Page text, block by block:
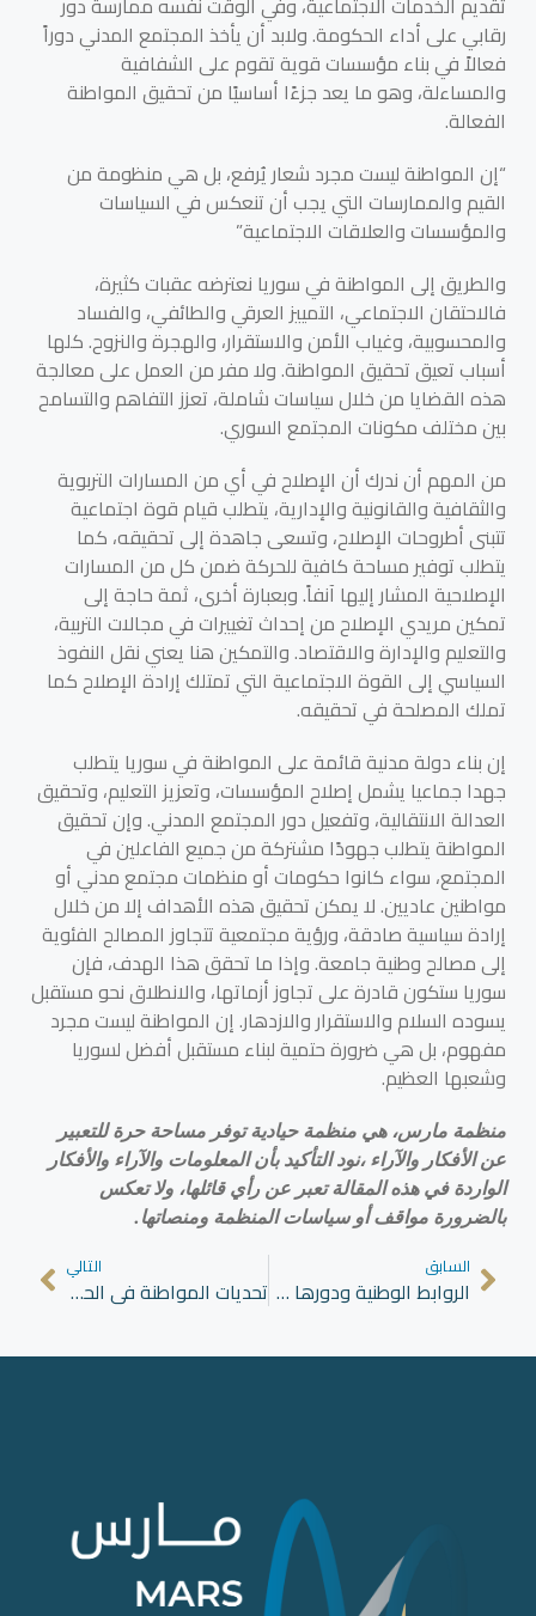
رقابي على أداء الحكومة. ولابد أن يأخذ المجتمع المدني دوراً
فعالاً في بناء مؤسسات قوية تقوم على الشفافية
والمساءلة، وهو ما يعد جزءًا أساسيًا من تحقيق المواطنة
الفعالة.
“إن المواطنة ليست مجرد شعار يُرفع، بل هي منظومة من
القيم والممارسات التي يجب أن تنعكس في السياسات
والمؤسسات والعلاقات الاجتماعية”
والطريق إلى المواطنة في سوريا نعترضه عقبات كثيرة،
فالاحتقان الاجتماعي، التمييز العرقي والطائفي، والفساد
والمحسوبية، وغياب الأمن والاستقرار، والهجرة والنزوح. كلها
أسباب تعيق تحقيق المواطنة. ولا مفر من العمل على معالجة
هذه القضايا من خلال سياسات شاملة، تعزز التفاهم والتسامح
بين مختلف مكونات المجتمع السوري.
من المهم أن ندرك أن الإصلاح في أي من المسارات التربوية
والثقافية والقانونية والإدارية، يتطلب قيام قوة اجتماعية
تتبنى أطروحات الإصلاح، وتسعى جاهدة إلى تحقيقه، كما
يتطلب توفير مساحة كافية للحركة ضمن كل من المسارات
الإصلاحية المشار إليها آنفاً. وبعبارة أخرى، ثمة حاجة إلى
تمكين مريدي الإصلاح من إحداث تغييرات في مجالات التربية،
والتعليم والإدارة والاقتصاد. والتمكين هنا يعني نقل النفوذ
السياسي إلى القوة الاجتماعية التي تمتلك إرادة الإصلاح كما
تملك المصلحة في تحقيقه.
إن بناء دولة مدنية قائمة على المواطنة في سوريا يتطلب
جهدا جماعيا يشمل إصلاح المؤسسات، وتعزيز التعليم، وتحقيق
العدالة الانتقالية، وتفعيل دور المجتمع المدني. وإن تحقيق
المواطنة يتطلب جهودًا مشتركة من جميع الفاعلين في
المجتمع، سواء كانوا حكومات أو منظمات مجتمع مدني أو
مواطنين عاديين. لا يمكن تحقيق هذه الأهداف إلا من خلال
إرادة سياسية صادقة، ورؤية مجتمعية تتجاوز المصالح الفئوية
إلى مصالح وطنية جامعة. وإذا ما تحقق هذا الهدف، فإن
سوريا ستكون قادرة على تجاوز أزماتها، والانطلاق نحو مستقبل
يسوده السلام والاستقرار والازدهار. إن المواطنة ليست مجرد
مفهوم، بل هي ضرورة حتمية لبناء مستقبل أفضل لسوريا
وشعبها العظيم.
منظمة مارس، هي منظمة حيادية توفر مساحة حرة للتعبير
عن الأفكار والآراء ،نود التأكيد بأن المعلومات والآراء والأفكار
الواردة في هذه المقالة تعبر عن رأي قائلها، ولا تعكس
بالضرورة مواقف أو سياسات المنظمة ومنصاتها.
السابق
الروابط الوطنية ودورها في تعزيز حقوق الإنسان
التالي
تحديات المواطنة في الحالة السورية